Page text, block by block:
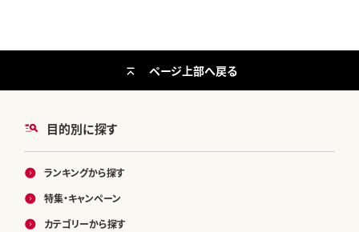
目的別に探す
ランキングから探す
特集・キャンペーン
カテゴリーから探す
ページ上部へ戻る